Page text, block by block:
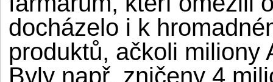
docházelo i k
produktů, ačkoli miliony
Byly např. zničeny 4